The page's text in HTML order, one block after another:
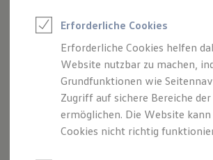
Elektroauto Leasing
Kleinwagen-Leasing
Leasing ohne Anzahlung
Finanzierung
Autokredit mit Schlussrate
Versicherungen und Garantien
Kfz-Versicherung
Restschuldversicherungen
Garantien
Impressum
Datenschutzerklärung
Impressum
Erforderliche Cookies
Erforderliche Cookies helfen
Website nutzbar zu machen,
Grundfunktionen wie
Zugriff auf sichere Bereiche
ermöglichen. Die Website kann
Cookies nicht richtig